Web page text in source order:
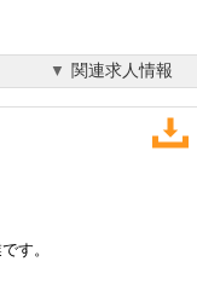
関連求人情報
す。